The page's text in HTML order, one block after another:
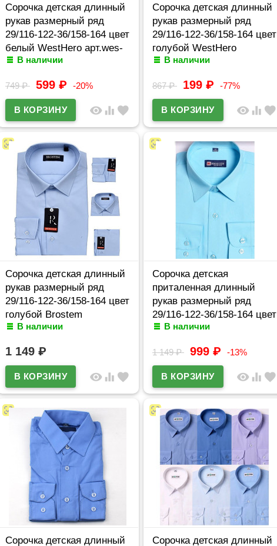
Сорочка детская длинный
рукав размерный ряд
29/116-122-36/158-164 цвет
белый WestHero арт.wes-
TR15В наличии
749₽ 599 ₽ -20%
visibility equalizer favorite
Сорочка детская длинный
рукав размерный ряд
29/116-122-36/158-164 цвет
голубой WestHero
арт.wes-TP21
В наличии
867₽ 199 ₽ -77%
visibility equalizer favorite
Сорочка детская длинный
рукав размерный ряд
29/116-122-36/158-164 цвет
голубой Brostem
арт.MO4706d
В наличии
1 149 ₽
visibility equalizer favorite
Сорочка детская
приталенная длинный
рукав размерный ряд
29/116-122-36/158-164 цвет
бирюза Brostem
В наличии
1 149₽ 999 ₽ -13%
visibility equalizer favorite
Сорочка детская длинный
Сорочка детская длинный